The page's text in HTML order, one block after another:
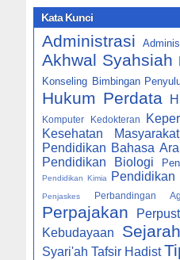
Kata Kunci
Administrasi
Akhwal Syahsiah
Konseling Bimbingan
Hukum Perdata
Komputer
Kedokteran
Kesehatan Masyarakat
Pendidikan Bahasa
Pendidikan Biologi
Pendidikan Kimia Pendidikan
Penjaskes Perbandingan
Perpajakan
Kebudayaan
Syari'ah Tafsir Hadist